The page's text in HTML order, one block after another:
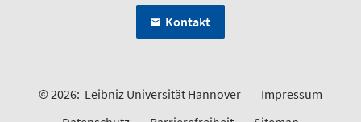
Kontakt
© 2026: Leibniz Universität Hannover
Impressum